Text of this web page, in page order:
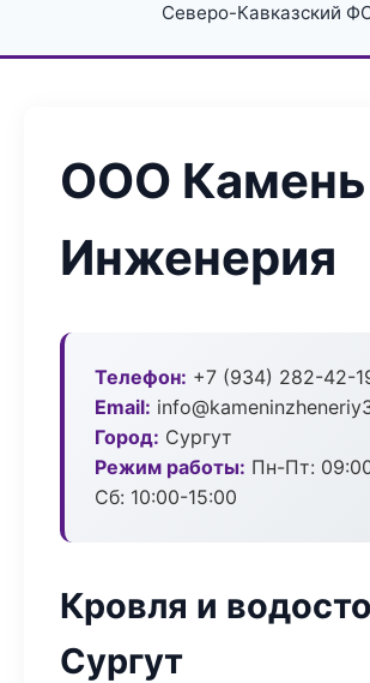
Северо-Кавказский
ООО Камень
Инженерия
Телефон: +7 (934) 282-42-
Email:
Город: Сургут
Режим работы: Пн-Пт:
Сб: 10:00-15:00
Кровля и
Сургут